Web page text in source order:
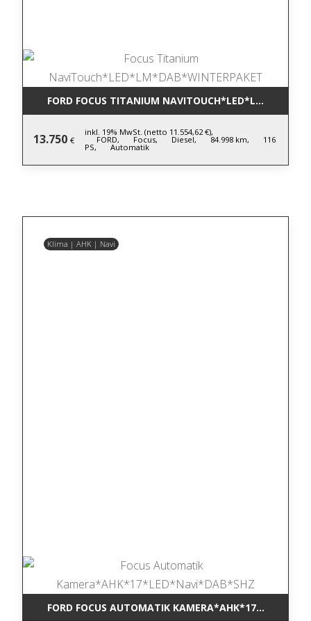
FORD FOCUS TITANIUM
13.750 €
inkl. 19% MwSt. (netto 11.554,62 €),
FORD, Focus, Diesel, 84.998 km, 116
PS, Automatik
Klima | AHK | Navi
FORD FOCUS AUTOMATIK